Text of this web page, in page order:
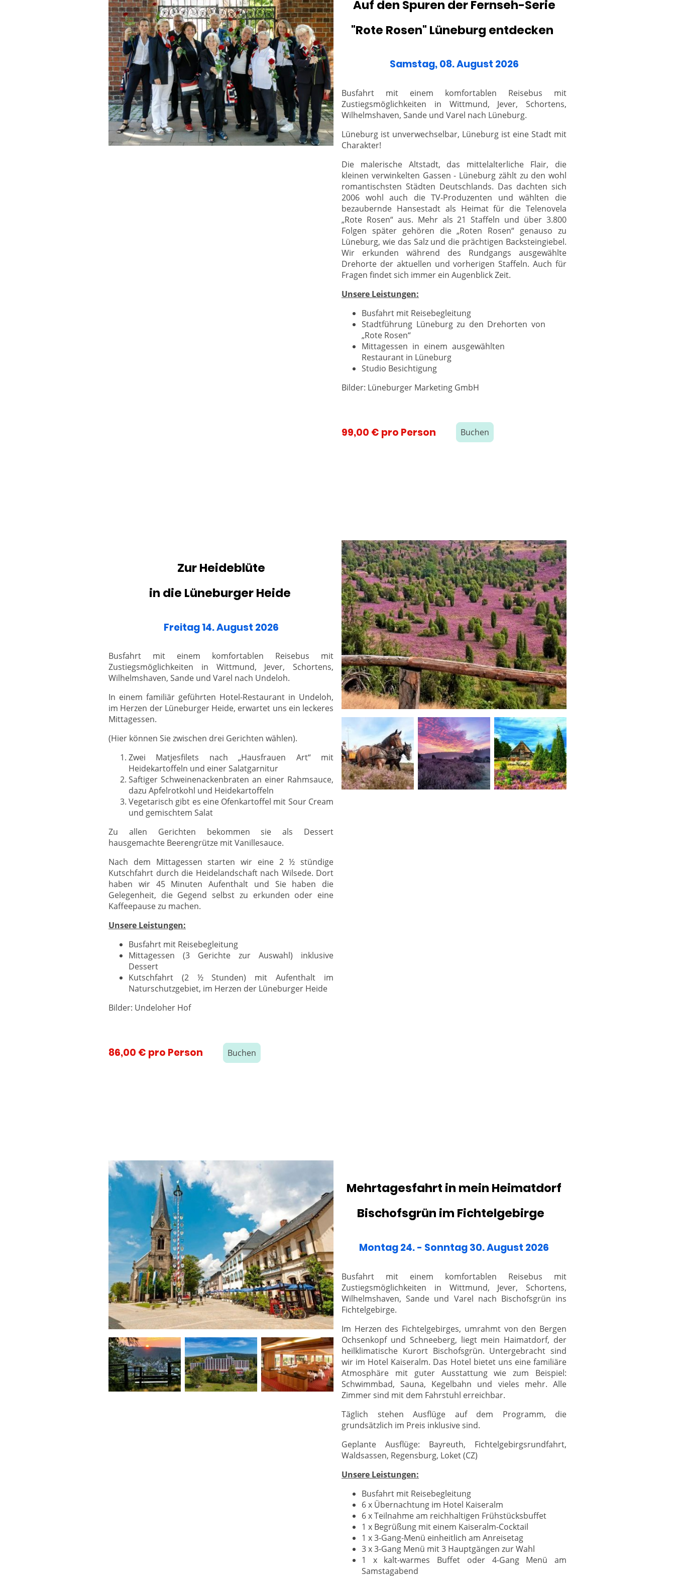
Auf den Spuren der Fernseh-Serie
"Rote Rosen" Lüneburg entdecken
Samstag, 08. August 2026
Busfahrt mit einem komfortablen Reisebus mit
Zustiegsmöglichkeiten in Wittmund, Jever, Schortens,
Wilhelmshaven, Sande und Varel nach Lüneburg.
Lüneburg ist unverwechselbar, Lüneburg ist eine Stadt mit
Charakter!
Die malerische Altstadt, das mittelalterliche Flair, die
kleinen verwinkelten Gassen - Lüneburg zählt zu den wohl
romantischsten Städten Deutschlands. Das dachten sich
2006 wohl auch die TV-Produzenten und wählten die
bezaubernde Hansestadt als Heimat für die Telenovela
„Rote Rosen“ aus. Mehr als 21 Staffeln und über 3.800
Folgen später gehören die „Roten Rosen“ genauso zu
Lüneburg, wie das Salz und die prächtigen Backsteingiebel.
Wir erkunden während des Rundgangs ausgewählte
Drehorte der aktuellen und vorherigen Staffeln. Auch für
Fragen findet sich immer ein Augenblick Zeit.
Unsere Leistungen:
Busfahrt mit Reisebegleitung
Stadtführung Lüneburg zu den Drehorten von
„Rote Rosen“
Mittagessen in einem ausgewählten
Restaurant in Lüneburg
Studio Besichtigung
Bilder: Lüneburger Marketing GmbH
99,00 € pro Person Buchen
Zur Heideblüte
in die Lüneburger Heide
Freitag 14. August 2026
Busfahrt mit einem komfortablen Reisebus mit
Zustiegsmöglichkeiten in Wittmund, Jever, Schortens,
Wilhelmshaven, Sande und Varel nach Undeloh.
In einem familiär geführten Hotel-Restaurant in Undeloh,
im Herzen der Lüneburger Heide, erwartet uns ein leckeres
Mittagessen.
(Hier können Sie zwischen drei Gerichten wählen).
Zwei Matjesfilets nach „Hausfrauen Art“ mit
Heidekartoffeln und einer Salatgarnitur
Saftiger Schweinenackenbraten an einer Rahmsauce,
dazu Apfelrotkohl und Heidekartoffeln
Vegetarisch gibt es eine Ofenkartoffel mit Sour Cream
und gemischtem Salat
Zu allen Gerichten bekommen sie als Dessert
hausgemachte Beerengrütze mit Vanillesauce.
Nach dem Mittagessen starten wir eine 2 ½ stündige
Kutschfahrt durch die Heidelandschaft nach Wilsede. Dort
haben wir 45 Minuten Aufenthalt und Sie haben die
Gelegenheit, die Gegend selbst zu erkunden oder eine
Kaffeepause zu machen.
Unsere Leistungen:
Busfahrt mit Reisebegleitung
Mittagessen (3 Gerichte zur Auswahl) inklusive
Dessert
Kutschfahrt (2 ½ Stunden) mit Aufenthalt im
Naturschutzgebiet, im Herzen der Lüneburger Heide
Bilder: Undeloher Hof
86,00 € pro Person Buchen
Mehrtagesfahrt in mein Heimatdorf
Bischofsgrün im Fichtelgebirge
Montag 24. - Sonntag 30. August 2026
Busfahrt mit einem komfortablen Reisebus mit
Zustiegsmöglichkeiten in Wittmund, Jever, Schortens,
Wilhelmshaven, Sande und Varel nach Bischofsgrün ins
Fichtelgebirge.
Im Herzen des Fichtelgebirges, umrahmt von den Bergen
Ochsenkopf und Schneeberg, liegt mein Haimatdorf, der
heilklimatische Kurort Bischofsgrün. Untergebracht sind
wir im Hotel Kaiseralm. Das Hotel bietet uns eine familiäre
Atmosphäre mit guter Ausstattung wie zum Beispiel:
Schwimmbad, Sauna, Kegelbahn und vieles mehr. Alle
Zimmer sind mit dem Fahrstuhl erreichbar.
Täglich stehen Ausflüge auf dem Programm, die
grundsätzlich im Preis inklusive sind.
Geplante Ausflüge: Bayreuth, Fichtelgebirgsrundfahrt,
Waldsassen, Regensburg, Loket (CZ)
Unsere Leistungen:
Busfahrt mit Reisebegleitung
6 x Übernachtung im Hotel Kaiseralm
6 x Teilnahme am reichhaltigen Frühstücksbuffet
1 x Begrüßung mit einem Kaiseralm-Cocktail
1 x 3-Gang-Menü einheitlich am Anreisetag
3 x 3-Gang Menü mit 3 Hauptgängen zur Wahl
1 x kalt-warmes Buffet oder 4-Gang Menü am
Samstagabend